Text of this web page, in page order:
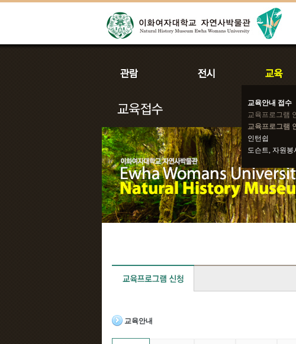
교육안내 접수
교육프로그램
교육프로그램
인턴쉽
도슨트, 자원봉
교육안내